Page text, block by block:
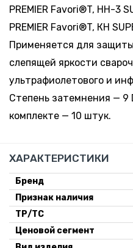
PREMIER Favori®T, НН-3
PREMIER Favori®T, КН
Применяется для
слепящей яркости
ультрафиолетового и
Степень затемнения — 9
комплекте — 10 штук.
ХАРАКТЕРИСТИКИ
Бренд
Признак наличия
ТР/ТС
Ценовой сегмент